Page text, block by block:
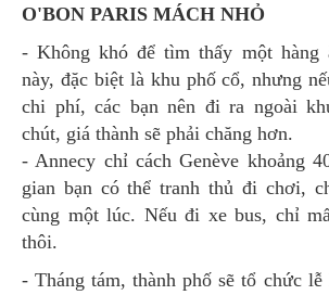
O'BON PARIS MÁCH NHỎ
- Không khó để tìm thấy một hàng ăn tại thành phố
này, đặc biệt là khu phố cổ, nhưng
chi phí, các bạn nên đi ra ngoài
chút, giá thành sẽ phải chăng hơn.
- Annecy chỉ cách Genève khoảng
gian bạn có thể tranh thủ đi chơi,
cùng một lúc. Nếu đi xe bus, chỉ
thôi.
- Tháng tám, thành phố sẽ tổ chức lễ hội "Fête du lac"